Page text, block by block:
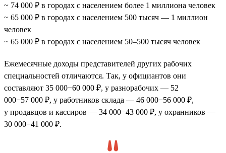
~ 74 000 ₽ в городах с населением более 1 миллиона человек
~ 65 000 ₽ в городах с населением 500 тысяч — 1 миллион
человек
~ 65 000 ₽ в городах с населением 50–500 тысяч человек
Ежемесячные доходы представителей других рабочих
специальностей отличаются. Так, у официантов они
составляют 35 000−60 000 ₽, у разнорабочих — 52
000−57 000 ₽, у работников склада — 46 000−56 000 ₽,
у продавцов и кассиров — 34 000−43 000 ₽, у охранников —
30 000−41 000 ₽.